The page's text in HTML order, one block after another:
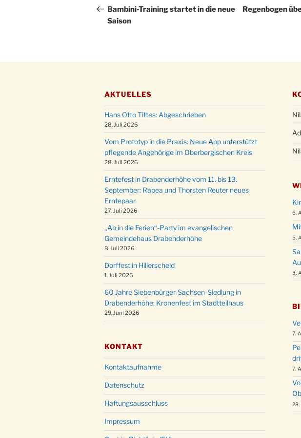
Beitrag
Bambini-Training startet in die neue
Saison
Regenbogen
AKTUELLES
Hans Otto Tittes: Abgeschrieben
28. Juli 2026
Vom Prototyp in die Praxis: Neue App unterstützt
pflegende Angehörige im Oberbergischen Kreis
28. Juli 2026
Erntefest in Drabenderhöhe vom 11. bis 13.
September: Rabea und Thorsten Reuter neues
Erntepaar
27. Juli 2026
„Ab in die Ferien“-Party im evangelischen
Gemeindehaus Drabenderhöhe
8. Juli 2026
Dorffest in Hillerscheid
1. Juli 2026
60 Jahre Siebenbürger-Sachsen-Siedlung in
Drabenderhöhe: Kronenfest im Stadtteilhaus
29. Juni 2026
KONTAKT
Kontaktaufnahme
Datenschutz
Haftungsausschluss
Impressum
6.
5.
3.
7.
7.
28.